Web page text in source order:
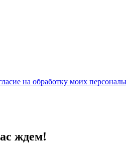
на обработку моих
ждем!